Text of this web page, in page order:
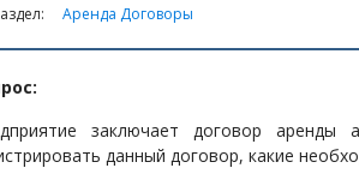
Аренда Договоры
заключает договор
данный договор, какие